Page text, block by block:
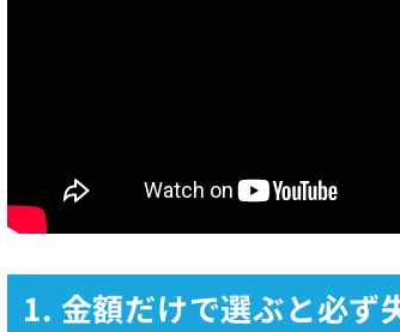
1. 金額だけで選ぶと必ず